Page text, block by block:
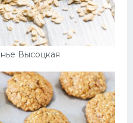
Высоцкая